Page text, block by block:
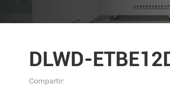
DLWD-
Compartir: